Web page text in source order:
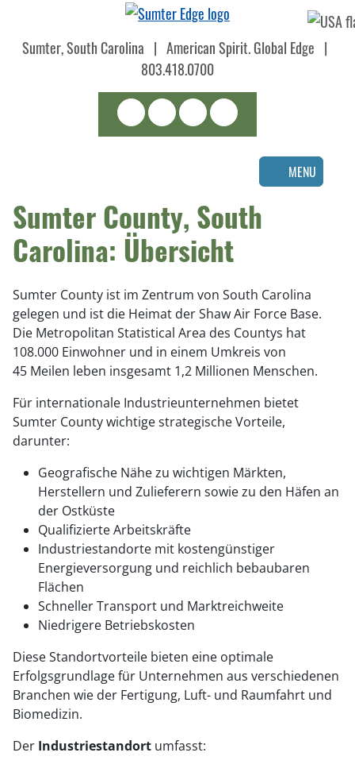
mainSumter, South Carolina | American Spirit. Global Edge |
803.418.0700
SearchLinkedInFacebookInstagram
MENU
Sumter County, South
Carolina: Übersicht
Sumter County ist im Zentrum von South Carolina
gelegen und ist die Heimat der Shaw Air Force Base.
Die Metropolitan Statistical Area des Countys hat
108.000 Einwohner und in einem Umkreis von
45 Meilen leben insgesamt 1,2 Millionen Menschen.
Für internationale Industrieunternehmen bietet
Sumter County wichtige strategische Vorteile,
darunter:
Geografische Nähe zu wichtigen Märkten,
Herstellern und Zulieferern sowie zu den Häfen an
der Ostküste
Qualifizierte Arbeitskräfte
Industriestandorte mit kostengünstiger
Energieversorgung und reichlich bebaubaren
Flächen
Schneller Transport und Marktreichweite
Niedrigere Betriebskosten
Diese Standortvorteile bieten eine optimale
Erfolgsgrundlage für Unternehmen aus verschiedenen
Branchen wie der Fertigung, Luft- und Raumfahrt und
Biomedizin.
Der Industriestandort umfasst: